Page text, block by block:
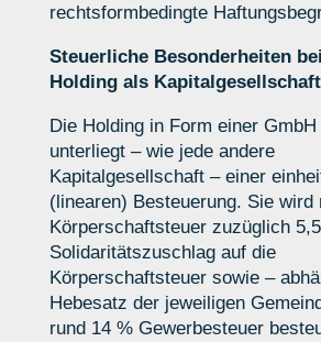
rechtsformbedingte
Steuerliche Besonderheiten
Holding als Kapitalgesellschaft
Die Holding in Form einer GmbH
unterliegt – wie jede andere
Kapitalgesellschaft – einer
(linearen) Besteuerung. Sie wird
Körperschaftsteuer zuzüglich
Solidaritätszuschlag auf die
Körperschaftsteuer sowie –
Hebesatz der jeweiligen
rund 14 % Gewerbesteuer